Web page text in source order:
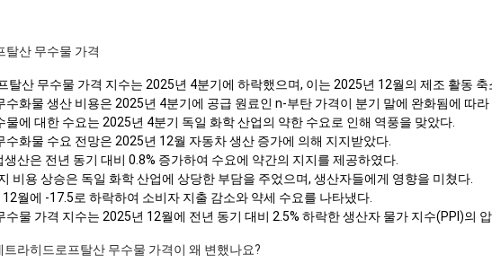
탈산 무수물 가격
탈산 무수물 가격 지수는 2025년 4분기에 하락했으며, 이는 2025년 12월의 제조 활동 축
화물 생산 비용은 2025년 4분기에 공급 원료인 n-부탄 가격이 분기 말에 완화됨에 따라
에 대한 수요는 2025년 4분기 독일 화학 산업의 약한 수요로 인해 역풍을 맞았다.
화물 수요 전망은 2025년 12월 자동차 생산 증가에 의해 지지받았다.
산은 전년 동기 대비 0.8% 증가하여 수요에 약간의 지지를 제공하였다.
비용 상승은 독일 화학 산업에 상당한 부담을 주었으며, 생산자들에게 영향을 미쳤다.
월에 -17.5로 하락하여 소비자 지출 감소와 약세 수요를 나타냈다.
물 가격 지수는 2025년 12월에 전년 동기 대비 2.5% 하락한 생산자 물가 지수(PPI)의
라히드로프탈산 무수물 가격이 왜 변했나요?